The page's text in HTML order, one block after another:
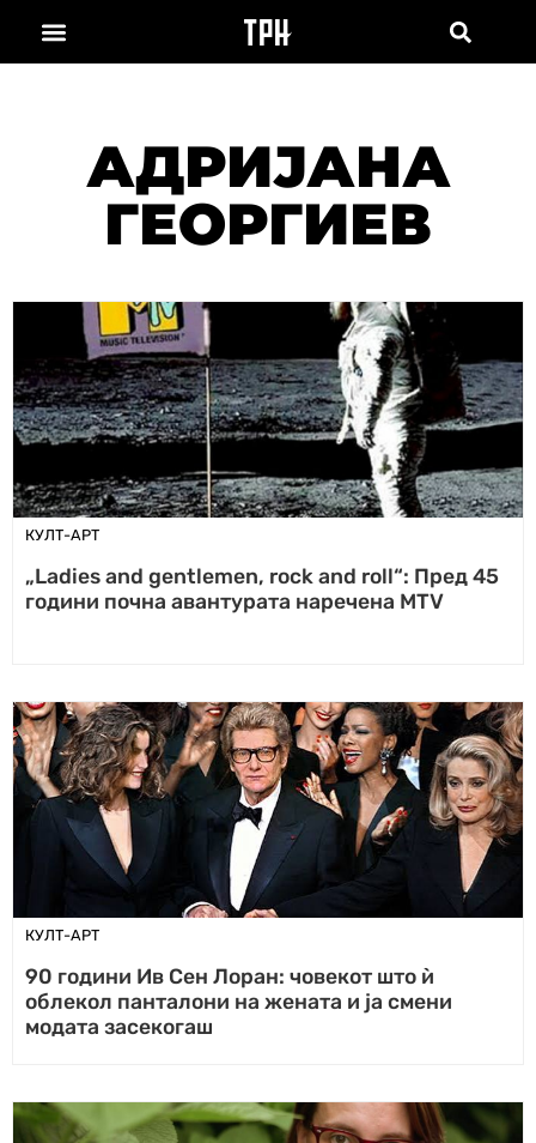
АДРИЈАНА
ГЕОРГИЕВ
КУЛТ-АРТ
„Ladies and gentlemen, rock and roll“: Пред 45
години почна авантурата наречена MTV
КУЛТ-АРТ
90 години Ив Сен Лоран: човекот што ѝ
облекол панталони на жената и ја смени
модата засекогаш